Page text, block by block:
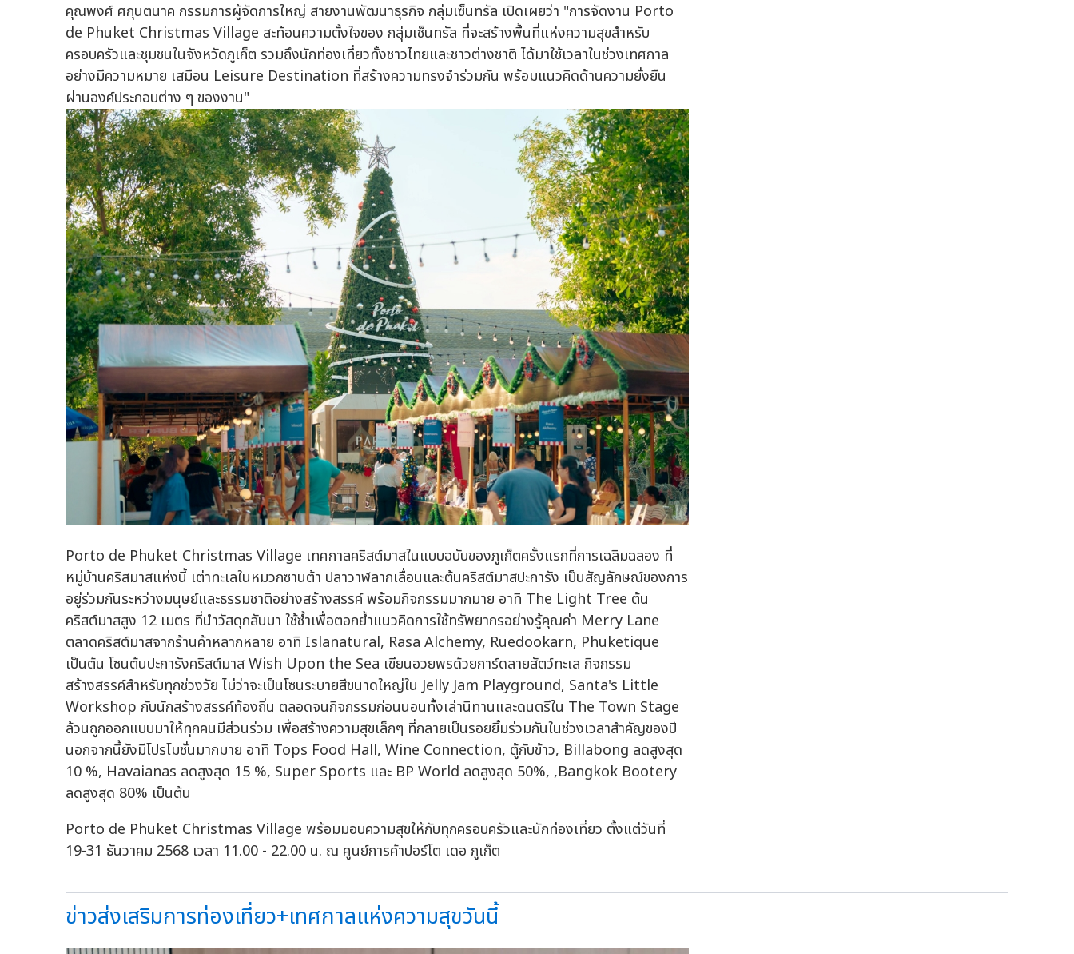
คุณพงศ์ ศกุนตนาค กรรมการผู้จัดการใหญ่ สายงานพัฒนาธุรกิจ กลุ่มเซ็นทรัล เปิดเผยว่า "การจัดงาน Porto
de Phuket Christmas Village สะท้อนความตั้งใจของ กลุ่มเซ็นทรัล ที่จะสร้างพื้นที่แห่งความสุขสำหรับ
ครอบครัวและชุมชนในจังหวัดภูเก็ต รวมถึงนักท่องเที่ยวทั้งชาวไทยและชาวต่างชาติ ได้มาใช้เวลาในช่วงเทศกาล
อย่างมีความหมาย เสมือน Leisure Destination ที่สร้างความทรงจำร่วมกัน พร้อมแนวคิดด้านความยั่งยืน
ผ่านองค์ประกอบต่าง ๆ ของงาน"
Porto de Phuket Christmas Village เทศกาลคริสต์มาสในแบบฉบับของภูเก็ตครั้งแรกที่การเฉลิมฉลอง ที่
หมู่บ้านคริสมาสแห่งนี้ เต่าทะเลในหมวกซานต้า ปลาวาฬลากเลื่อนและต้นคริสต์มาสปะการัง เป็นสัญลักษณ์ของการ
อยู่ร่วมกันระหว่างมนุษย์และธรรมชาติอย่างสร้างสรรค์ พร้อมกิจกรรมมากมาย อาทิ The Light Tree ต้น
คริสต์มาสสูง 12 เมตร ที่นำวัสดุกลับมา ใช้ซ้ำเพื่อตอกย้ำแนวคิดการใช้ทรัพยากรอย่างรู้คุณค่า Merry Lane
ตลาดคริสต์มาสจากร้านค้าหลากหลาย อาทิ Islanatural, Rasa Alchemy, Ruedookarn, Phuketique
เป็นต้น โซนต้นปะการังคริสต์มาส Wish Upon the Sea เขียนอวยพรด้วยการ์ดลายสัตว์ทะเล กิจกรรม
สร้างสรรค์สำหรับทุกช่วงวัย ไม่ว่าจะเป็นโซนระบายสีขนาดใหญ่ใน Jelly Jam Playground, Santa's Little
Workshop กับนักสร้างสรรค์ท้องถิ่น ตลอดจนกิจกรรมก่อนนอนทั้งเล่านิทานและดนตรีใน The Town Stage
ล้วนถูกออกแบบมาให้ทุกคนมีส่วนร่วม เพื่อสร้างความสุขเล็กๆ ที่กลายเป็นรอยยิ้มร่วมกันในช่วงเวลาสำคัญของปี
นอกจากนี้ยังมีโปรโมชั่นมากมาย อาทิ Tops Food Hall, Wine Connection, ตู้กับข้าว, Billabong ลดสูงสุด
10 %, Havaianas ลดสูงสุด 15 %, Super Sports และ BP World ลดสูงสุด 50%, ,Bangkok Bootery
ลดสูงสุด 80% เป็นต้น
Porto de Phuket Christmas Village พร้อมมอบความสุขให้กับทุกครอบครัวและนักท่องเที่ยว ตั้งแต่วันที่
19-31 ธันวาคม 2568 เวลา 11.00 - 22.00 น. ณ ศูนย์การค้าปอร์โต เดอ ภูเก็ต
ข่าวส่งเสริมการท่องเที่ยว+เทศกาลแห่งความสุขวันนี้